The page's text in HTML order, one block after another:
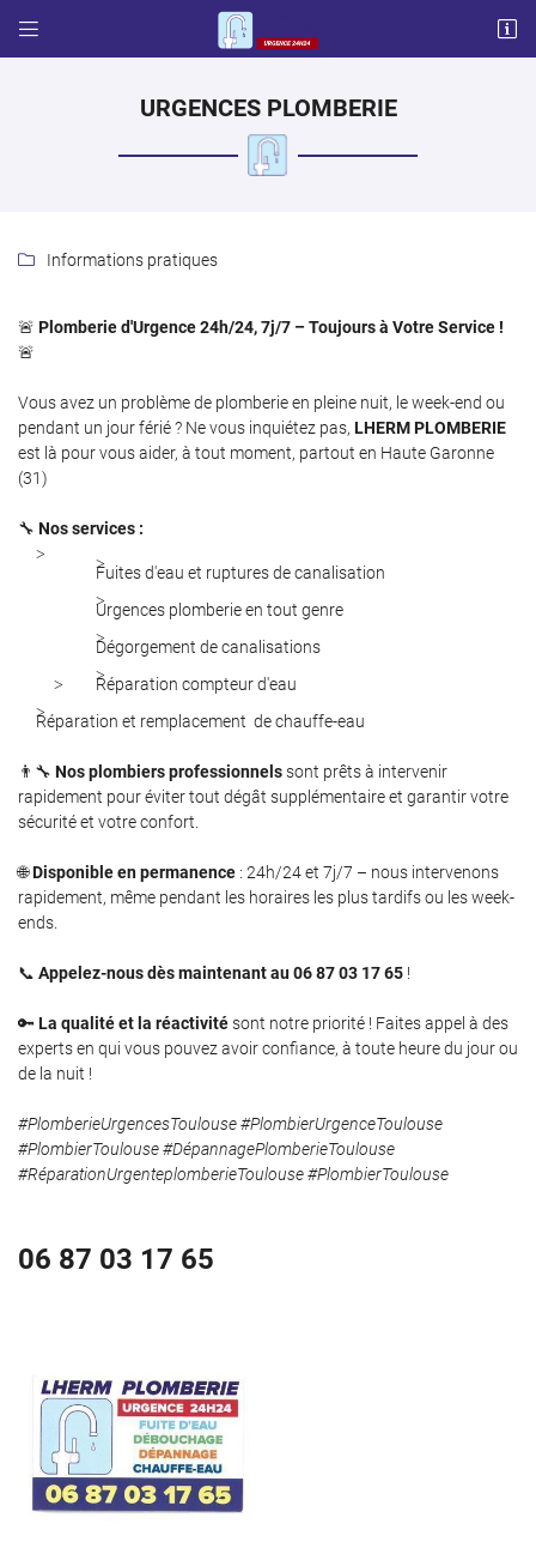

Accueil
Services

06 87 03 17 65
 Code Captcha
 Rafraîchir le captcha
En cochant cette case, vous consentez à recevoir nos propositions commerciales à
utilisant
Inscription
URGENCES PLOMBERIE
 Informations pratiques
🚨 Plomberie d'Urgence 24h/24, 7j/7 – Toujours à Votre Service !
🚨
Vous avez un problème de plomberie en pleine nuit, le week-end ou
pendant un jour férié ? Ne vous inquiétez pas, LHERM PLOMBERIE
est là pour vous aider, à tout moment, partout en Haute Garonne
(31)
🔧 Nos services :
Fuites d'eau et ruptures de canalisation
Urgences plomberie en tout genre
Dégorgement de canalisations
Réparation compteur d'eau
Réparation et remplacement de chauffe-eau
👨‍🔧 Nos plombiers professionnelssont prêts à intervenir
rapidement pour éviter tout dégât supplémentaire et garantir votre
sécurité et votre confort.
🌐Disponible en permanence : 24h/24 et 7j/7 – nous intervenons
rapidement, même pendant les horaires les plus tardifs ou les week-
ends.
📞 Appelez-nous dès maintenant au 06 87 03 17 65 !
🔑La qualité et la réactivitésont notre priorité ! Faites appel à des
experts en qui vous pouvez avoir confiance, à toute heure du jour ou
de la nuit !
#PlomberieUrgencesToulouse #PlombierUrgenceToulouse
#PlombierToulouse #DépannagePlomberieToulouse
#RéparationUrgenteplomberieToulouse #PlombierToulouse
06 87 03 17 65